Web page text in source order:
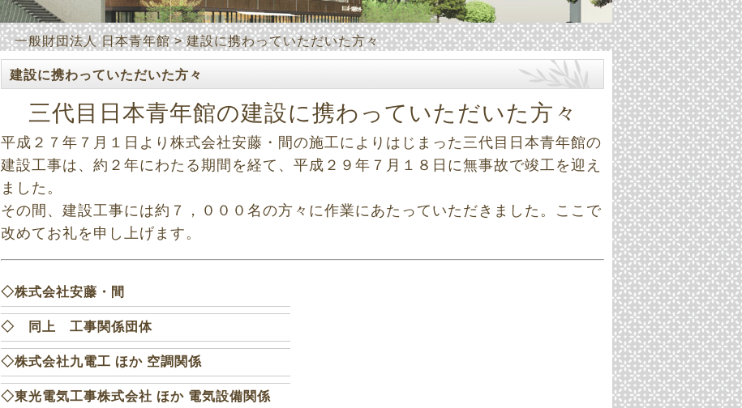
一般財団法人 日本青年館>建設に携わっていただいた方々
建設に携わっていただいた方々
三代目日本青年館の建設に携わっていただいた方々
平成２７年７月１日より株式会社安藤・間の施工によりはじまった三代目日本青年館の
建設工事は、約２年にわたる期間を経て、平成２９年７月１８日に無事故で竣工を迎え
ました。
その間、建設工事には約７，０００名の方々に作業にあたっていただきました。ここで
改めてお礼を申し上げます。
◇株式会社安藤・間
◇ 同上 工事関係団体
◇株式会社九電工 ほか 空調関係
◇東光電気工事株式会社 ほか 電気設備関係